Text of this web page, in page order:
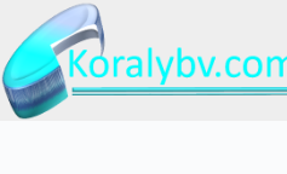
naar
de
inhoud